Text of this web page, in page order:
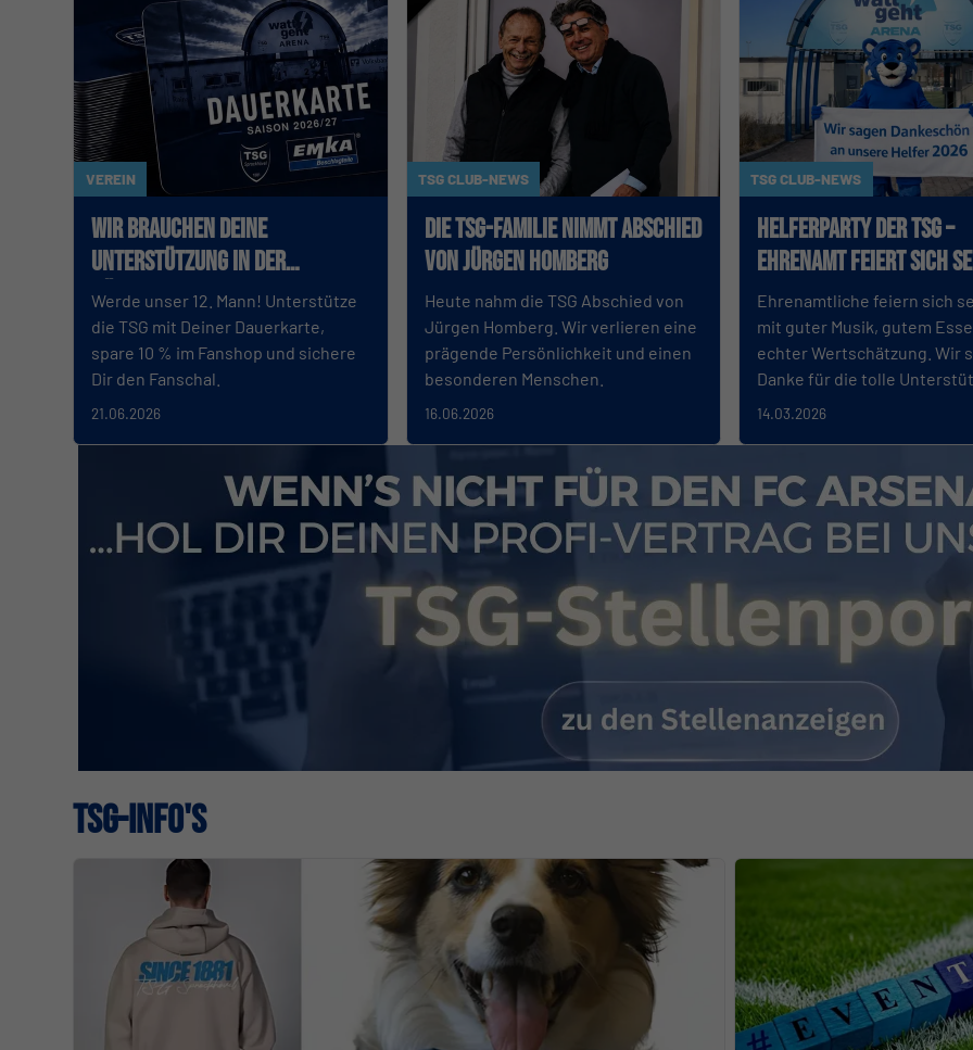
VEREIN
Wir brauchen Deine
Unterstützung in der
nächsten Saison
Werde unser 12. Mann! Unterstütze
die TSG mit Deiner Dauerkarte,
spare 10 % im Fanshop und sichere
Dir den Fanschal.
21.06.2026
TSG CLUB-NEWS
Die TSG-Familie nimmt Abschied
von Jürgen Homberg
Heute nahm die TSG Abschied von
Jürgen Homberg. Wir verlieren eine
prägende Persönlichkeit und einen
besonderen Menschen.
16.06.2026
TSG CLUB-NEWS
Helferparty der TSG –
Ehrenamt feiert sich
Ehrenamtliche feiern sich
mit guter Musik, gutem
echter Wertschätzung. Wir
Danke für die tolle
14.03.2026
TSG-INFO'S